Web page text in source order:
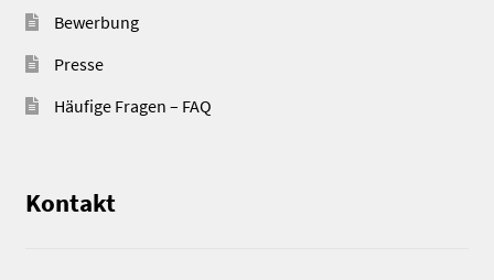
Bewerbung
Presse
Häufige Fragen – FAQ
Kontakt